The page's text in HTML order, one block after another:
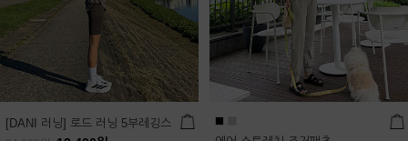
[DANI 러닝] 로드 러닝 5부레깅스